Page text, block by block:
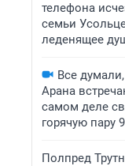
телефона
семьи
леденящее
Все
Арана
самом деле
горячую пару
Полпред